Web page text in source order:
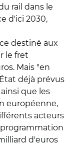
rail dans le
d'ici 2030,
destiné aux
le fret
Mais "en
déjà prévus
que les
européenne,
acteurs
d'euros